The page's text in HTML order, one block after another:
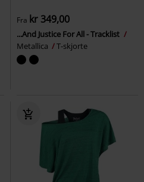
Fra kr 349,00
...And Justice For All - Tracklist
Metallica
T-skjorte